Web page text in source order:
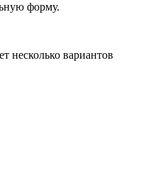
форму.
несколько вариантов